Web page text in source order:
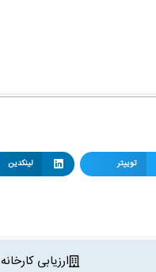
توییتر لینکدین
ارزیابی کارخانه